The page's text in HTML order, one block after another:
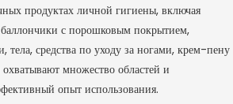
продуктах личной гигиены, включая
с порошковым покрытием,
тела, средства по уходу за ногами, крем-пену
множество областей и
опыт использования.